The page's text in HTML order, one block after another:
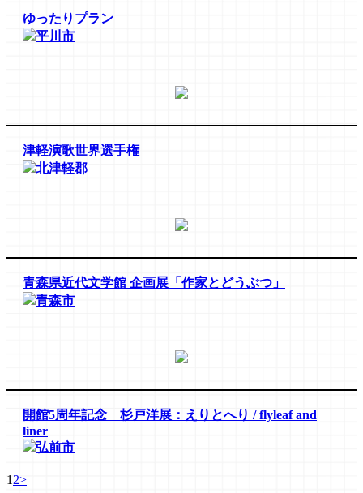
ゆったりプラン
平川市
津軽演歌世界選手権
北津軽郡
青森県近代文学館 企画展「作家とどうぶつ」
青森市
開館5周年記念 杉戸洋展：えりとへり / flyleaf and
liner
弘前市
1 2>